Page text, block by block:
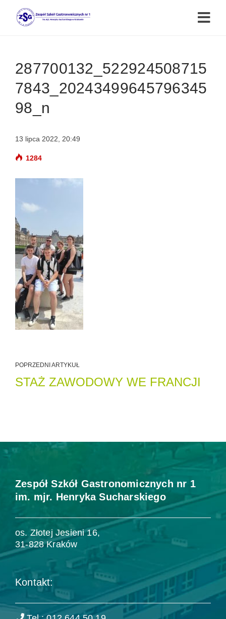
287700132_522924508715
7843_20243499645796345
98_n
13 lipca 2022, 20:49
1284
POPRZEDNI ARTYKUŁ
STAŻ ZAWODOWY WE FRANCJI
Zespół Szkół Gastronomicznych nr 1
im. mjr. Henryka Sucharskiego
os. Złotej Jesieni 16,
31-828 Kraków
Kontakt: